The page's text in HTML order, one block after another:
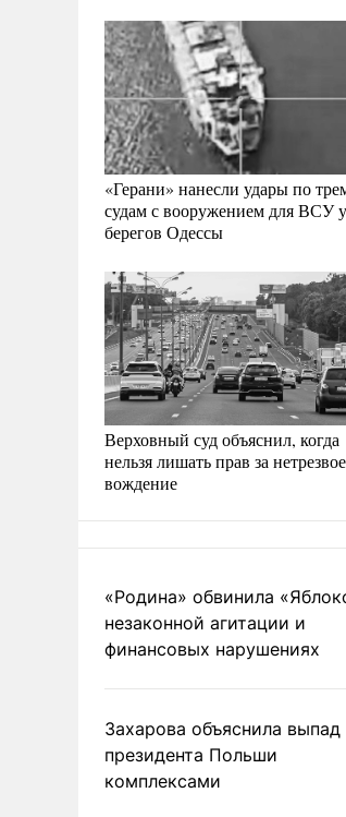
«Герани» нанесли удары по
судам с вооружением для ВСУ у
берегов Одессы
Верховный суд объяснил, когда
нельзя лишать прав за нетрезвое
вождение
«Родина» обвинила
незаконной агитации и
финансовых нарушениях
Захарова объяснила выпад
президента Польши
комплексами